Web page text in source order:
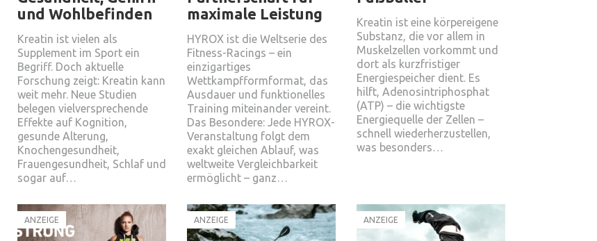
und Wohlbefinden
Kreatin ist vielen als
Supplement im Sport ein
Begriff. Doch aktuelle
Forschung zeigt: Kreatin kann
weit mehr. Neue Studien
belegen vielversprechende
Effekte auf Kognition,
gesunde Alterung,
Knochengesundheit,
Frauengesundheit, Schlaf und
sogar auf…
maximale Leistung
HYROX ist die Weltserie des
Fitness-Racings – ein
einzigartiges
Wettkampfformformat, das
Ausdauer und funktionelles
Training miteinander vereint.
Das Besondere: Jede HYROX-
Veranstaltung folgt dem
exakt gleichen Ablauf, was
weltweite Vergleichbarkeit
ermöglicht – ganz…
Kreatin ist eine körpereigene
Substanz, die vor allem in
Muskelzellen vorkommt und
dort als kurzfristiger
Energiespeicher dient. Es
hilft, Adenosintriphosphat
(ATP) – die wichtigste
Energiequelle der Zellen –
schnell wiederherzustellen,
was besonders…
ANZEIGE ANZEIGE ANZEIGE